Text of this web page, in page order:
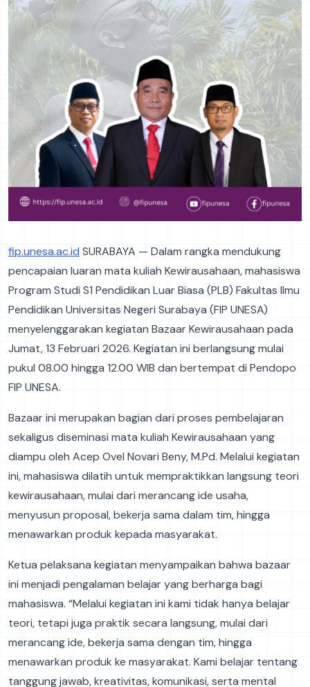
fip.unesa.ac.id SURABAYA — Dalam rangka mendukung
pencapaian luaran mata kuliah Kewirausahaan, mahasiswa
Program Studi S1 Pendidikan Luar Biasa (PLB) Fakultas Ilmu
Pendidikan Universitas Negeri Surabaya (FIP UNESA)
menyelenggarakan kegiatan Bazaar Kewirausahaan pada
Jumat, 13 Februari 2026. Kegiatan ini berlangsung mulai
pukul 08.00 hingga 12.00 WIB dan bertempat di Pendopo
FIP UNESA.
Bazaar ini merupakan bagian dari proses pembelajaran
sekaligus diseminasi mata kuliah Kewirausahaan yang
diampu oleh Acep Ovel Novari Beny, M.Pd. Melalui kegiatan
ini, mahasiswa dilatih untuk mempraktikkan langsung teori
kewirausahaan, mulai dari merancang ide usaha,
menyusun proposal, bekerja sama dalam tim, hingga
menawarkan produk kepada masyarakat.
Ketua pelaksana kegiatan menyampaikan bahwa bazaar
ini menjadi pengalaman belajar yang berharga bagi
mahasiswa. “Melalui kegiatan ini kami tidak hanya belajar
teori, tetapi juga praktik secara langsung, mulai dari
merancang ide, bekerja sama dengan tim, hingga
menawarkan produk ke masyarakat. Kami belajar tentang
tanggung jawab, kreativitas, komunikasi, serta mental